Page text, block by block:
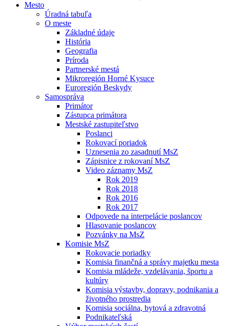
Mesto
Úradná tabuľa
O meste
Základné údaje
História
Geografia
Príroda
Partnerské mestá
Mikroregión Horné Kysuce
Euroregión Beskydy
Samospráva
Primátor
Zástupca primátora
Mestské zastupiteľstvo
Poslanci
Rokovací poriadok
Uznesenia zo zasadnutí MsZ
Zápisnice z rokovaní MsZ
Video záznamy MsZ
Rok 2019
Rok 2018
Rok 2016
Rok 2017
Odpovede na interpelácie poslancov
Hlasovanie poslancov
Pozvánky na MsZ
Komisie MsZ
Rokovacie poriadky
Komisia finančná a správy majetku mesta
Komisia mládeže, vzdelávania, športu a
kultúry
Komisia výstavby, dopravy, podnikania a
životného prostredia
Komisia sociálna, bytová a zdravotná
Podnikateľská